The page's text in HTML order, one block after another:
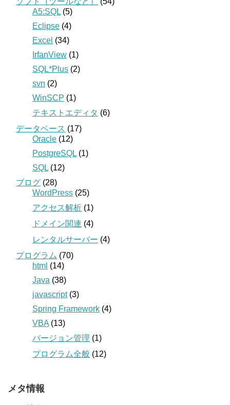
A5:SQL (5)
Eclipse (4)
Excel (34)
IrfanView (1)
SQL*Plus (2)
svn (2)
WinSCP (1)
テキストエディタ (6)
データベース (17)
Oracle (12)
PostgreSQL (1)
SQL (12)
ブログ (28)
WordPress (25)
アクセス解析 (1)
ドメイン関連 (4)
レンタルサーバー (4)
プログラム (70)
html (14)
Java (38)
javascript(3)
Spring Framework (4)
VBA (13)
バージョン管理 (1)
プログラム全般 (12)
メタ情報